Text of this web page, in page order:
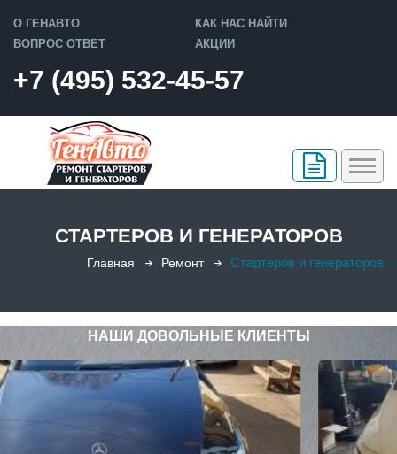
О ГЕНАВТО
КАК НАС НАЙТИ
ВОПРОС ОТВЕТ
АКЦИИ
+7 (495) 532-45-57
Ремонт печки
Слесарный ремонт
Восстановленные генераторы
КОНТАКТЫ
СТАРТЕРОВ И ГЕНЕРАТОРОВ
Главная Ремонт Стартеров и генераторов
НАШИ ДОВОЛЬНЫЕ КЛИЕНТЫ